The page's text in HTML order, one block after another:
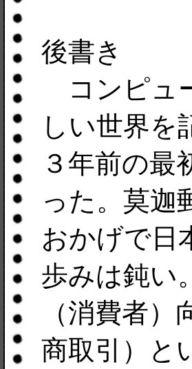
後書き
コンピュ
しい世界を
３年前の最
った。莫迦
おかげで日
歩みは鈍い
（消費者
商取引）と